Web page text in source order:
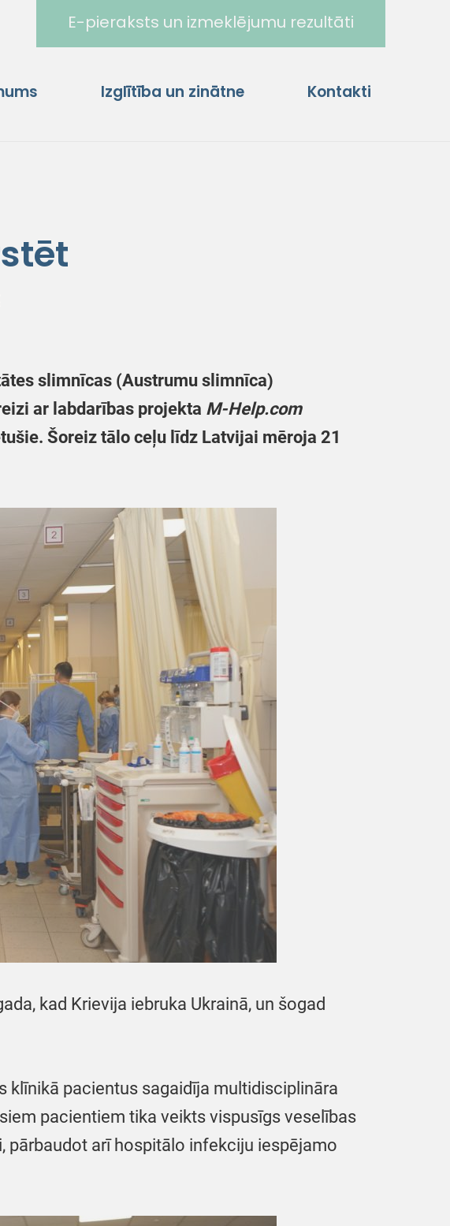
E-pieraksts un izmeklējumu rezultāti
Izglītība un zinātne Kontakti
slimnīcas (Austrumu slimnīca)
ar labdarības projekta M-Help.com
Šoreiz tālo ceļu līdz Latvijai mēroja 21
kad Krievija iebruka Ukrainā, un šogad
pacientus sagaidīja multidisciplināra
pacientiem tika veikts vispusīgs veselības
pārbaudot arī hospitālo infekciju iespējamo